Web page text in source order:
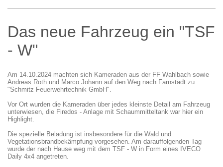
Das neue Fahrzeug ein "TSF
- W"
Am 14.10.2024 machten sich Kameraden aus der FF Wahlbach sowie
Andreas Roth und Marco Johann auf den Weg nach Farnstädt zu
"Schmitz Feuerwehrtechnik GmbH".
Vor Ort wurden die Kameraden über jedes kleinste Detail am Fahrzeug
unterwiesen, die Firedos - Anlage mit Schaummitteltank war hier ein
Highlight.
Die spezielle Beladung ist insbesondere für die Wald und
Vegetationsbrandbekämpfung vorgesehen. Am darauffolgenden Tag
wurde der nach Hause weg mit dem TSF - W in Form eines IVECO
Daily 4x4 angetreten.